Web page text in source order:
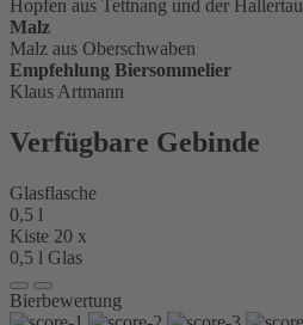
Hopfen aus Tettnang und der Hallertau
Malz
Malz aus Oberschwaben
Empfehlung Biersommelier
Klaus Artmann
Verfügbare Gebinde
Glasflasche
0,5 l
Kiste 20 x
0,5 l Glas
Bierbewertung